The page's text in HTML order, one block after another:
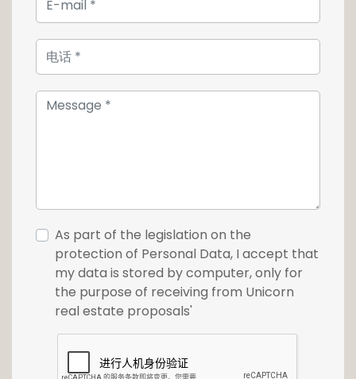
Pour plus de renseignements ou pour
effectuer une visite, n'hésitez pas à nous
contacter au +352 26 54 17 17.
As part of the legislation on the
protection of Personal Data, I accept that
my data is stored by computer, only for
the purpose of receiving from Unicorn
real estate proposals'